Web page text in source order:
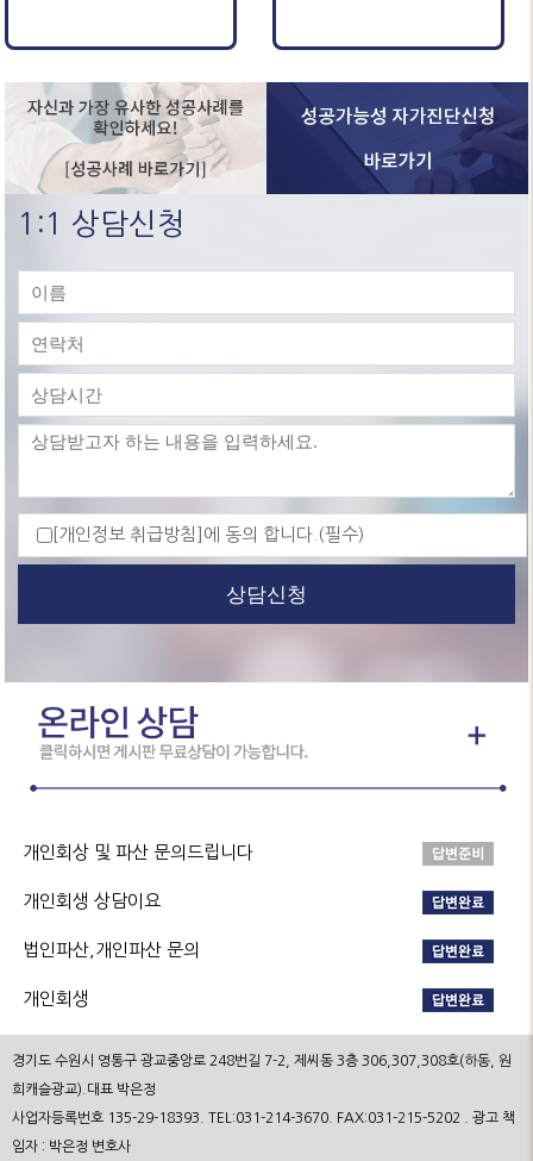
1:1 상담신청
개인정보 취급방침 ]에 동의 합니다.(필수)
개인회상 및 파산 문의드립니다
개인회생 상담이요
법인파산,개인파산 문의
개인회생
경기도 수원시 영통구 광교중앙로 248번길 7-2, 제씨동 3층 306,307,308호(하동, 원
희캐슬광교).대표 박은정
사업자등록번호 135-29-18393. TEL:031-214-3670. FAX:031-215-5202 . 광고 책
임자 : 박은정 변호사